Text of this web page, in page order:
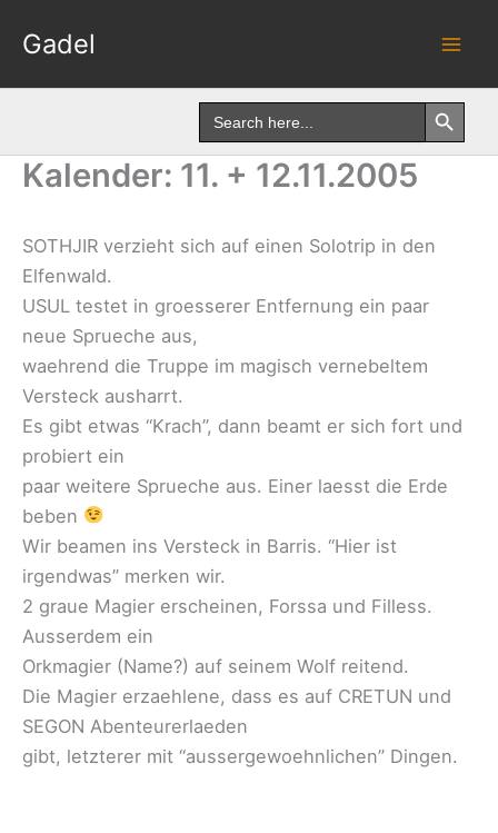
Gadel
Search
for:
Search Button
Kalender: 11. + 12.11.2005
SOTHJIR verzieht sich auf einen Solotrip in den
Elfenwald.
USUL testet in groesserer Entfernung ein paar
neue Sprueche aus,
waehrend die Truppe im magisch vernebeltem
Versteck ausharrt.
Es gibt etwas “Krach”, dann beamt er sich fort und
probiert ein
paar weitere Sprueche aus. Einer laesst die Erde
beben
Wir beamen ins Versteck in Barris. “Hier ist
irgendwas” merken wir.
2 graue Magier erscheinen, Forssa und Filless.
Ausserdem ein
Orkmagier (Name?) auf seinem Wolf reitend.
Die Magier erzaehlene, dass es auf CRETUN und
SEGON Abenteurerlaeden
gibt, letzterer mit “aussergewoehnlichen” Dingen.